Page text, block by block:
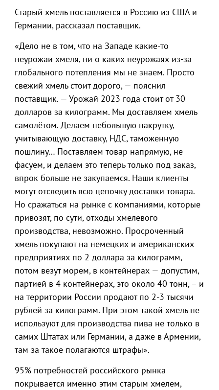
Старый хмель поставляется в Россию из США и
Германии, рассказал поставщик.
«Дело не в том, что на Западе какие-то
неурожаи хмеля, ни о каких неурожаях из-за
глобального потепления мы не знаем. Просто
свежий хмель стоит дорого, — пояснил
поставщик. — Урожай 2023 года стоит от 30
долларов за килограмм. Мы доставляем хмель
самолётом. Делаем небольшую накрутку,
учитывающую доставку, НДС, таможенную
пошлину… Поставляем товар напрямую, не
фасуем, и делаем это теперь только под заказ,
впрок больше не закупаемся. Наши клиенты
могут отследить всю цепочку доставки товара.
Но сражаться на рынке с компаниями, которые
привозят, по сути, отходы хмелевого
производства, невозможно. Просроченный
хмель покупают на немецких и американских
предприятиях по 2 доллара за килограмм,
потом везут морем, в контейнерах — допустим,
партией в 4 контейнерах, это около 40 тонн, – и
на территории России продают по 2-3 тысячи
рублей за килограмм. При этом такой хмель не
используют для производства пива не только в
самих Штатах или Германии, а даже в Армении,
там за такое полагаются штрафы».
95% потребностей российского рынка
покрывается именно этим старым хмелем,